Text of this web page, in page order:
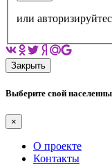
или
Закрыть
Выберите свой
×
О проекте
Контакты